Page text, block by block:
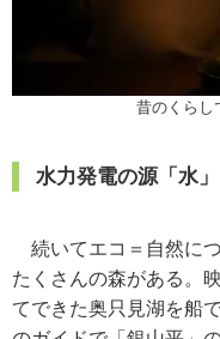
昔のくらし
水力発電の源「水
続いてエコ＝自然に
たくさんの森がある。
てできた奥只見湖を船